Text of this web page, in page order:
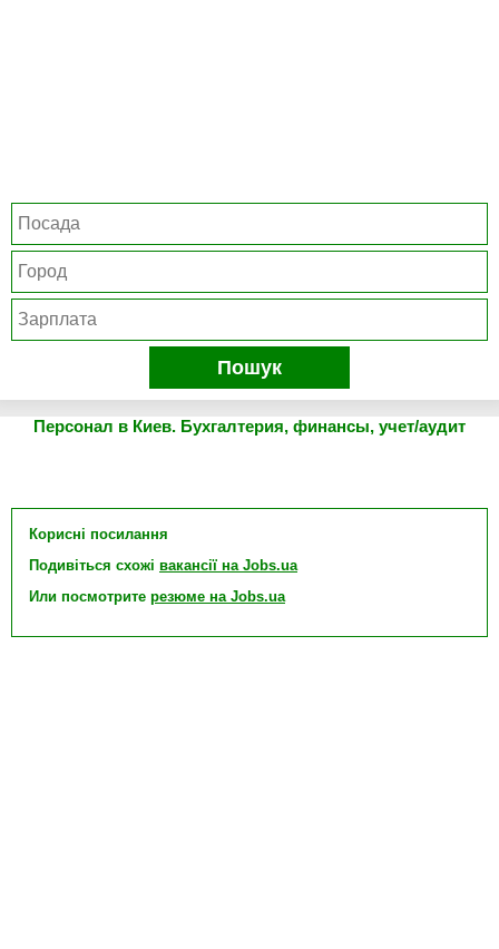
Пошук
Персонал в Киев. Бухгалтерия, финансы, учет/аудит
Корисні посилання
Подивіться схожі вакансії на Jobs.ua
Или посмотрите резюме на Jobs.ua